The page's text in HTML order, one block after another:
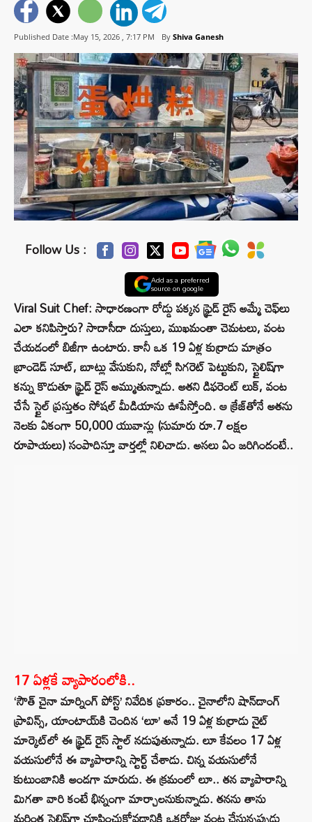
Published Date :May 15, 2026 , 7:17 PM By Shiva Ganesh
Follow Us :
Add as a preferred
source on google
Viral Suit Chef: సాధారణంగా రోడ్డు పక్కన ఫ్రైడ్ రైస్ అమ్మే చెఫ్‌లు
ఎలా కనిపిస్తారు? సాదాసీదా దుస్తులు, ముఖమంతా చెమటలు, వంట
చేయడంలో బిజీగా ఉంటారు. కానీ ఒక 19 ఏళ్ల కుర్రాడు మాత్రం
బ్రాండెడ్ సూట్, బూట్లు వేసుకుని, నోట్లో సిగరెట్ పెట్టుకుని, స్టైలిష్‌గా
కన్ను కొడుతూ ఫ్రైడ్ రైస్ అమ్ముతున్నాడు. అతని డిఫరెంట్ లుక్, వంట
చేసే స్టైల్ ప్రస్తుతం సోషల్ మీడియాను ఊపేస్తోంది. ఆ క్రేజ్‌తోనే అతను
నెలకు ఏకంగా 50,000 యువాన్లు (సుమారు రూ.7 లక్షల
రూపాయలు) సంపాదిస్తూ వార్తల్లో నిలిచాడు. అసలు ఏం జరిగిందంటే..
17 ఏళ్లకే వ్యాపారంలోకి..
‘సౌత్ చైనా మార్నింగ్ పోస్ట్’ నివేదిక ప్రకారం.. చైనాలోని షాన్‌డాంగ్
ప్రావిన్స్, యాంటాయ్‌కి చెందిన ‘లూ’ అనే 19 ఏళ్ల కుర్రాడు నైట్
మార్కెట్‌లో ఈ ఫ్రైడ్ రైస్ స్టాల్ నడుపుతున్నాడు. లూ కేవలం 17 ఏళ్ల
వయసులోనే ఈ వ్యాపారాన్ని స్టార్ట్ చేశాడు. చిన్న వయసులోనే
కుటుంబానికి అండగా మారుడు. ఈ క్రమంలో లూ.. తన వ్యాపారాన్ని
మిగతా వారి కంటే భిన్నంగా మార్చాలనుకున్నాడు. తనను తాను